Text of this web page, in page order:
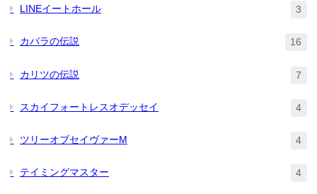
LINEイートホール 3
カバラの伝説 16
カリツの伝説 7
スカイフォートレスオデッセイ 4
ツリーオブセイヴァーM 4
テイミングマスター 4